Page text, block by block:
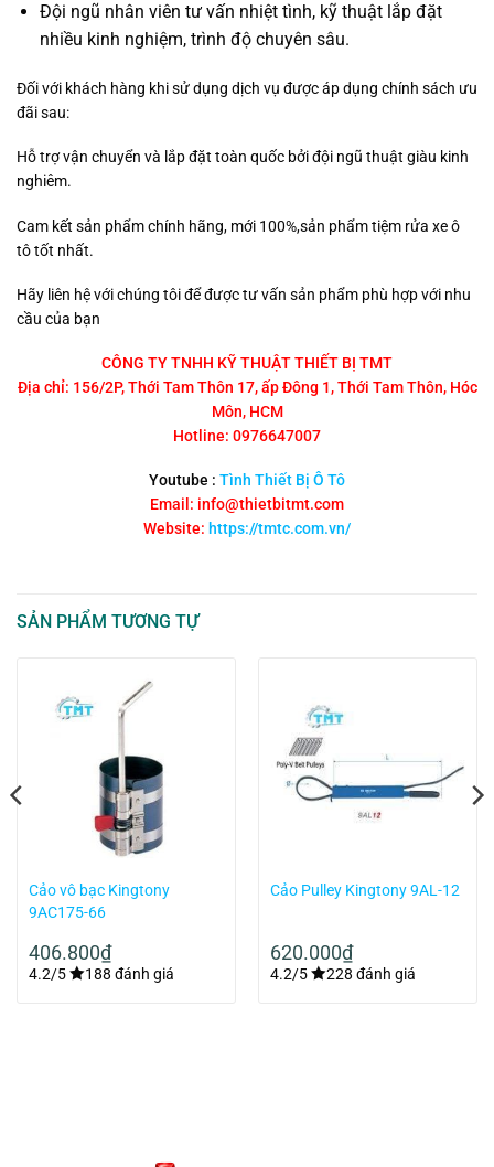
Đội ngũ nhân viên tư vấn nhiệt tình, kỹ thuật lắp đặt
nhiều kinh nghiệm, trình độ chuyên sâu.
Đối với khách hàng khi sử dụng dịch vụ được áp dụng chính sách ưu
đãi sau:
Hỗ trợ vận chuyển và lắp đặt toàn quốc bởi đội ngũ thuật giàu kinh
nghiêm.
Cam kết sản phẩm chính hãng, mới 100%,sản phẩm tiệm rửa xe ô
tô tốt nhất.
Hãy liên hệ với chúng tôi để được tư vấn sản phẩm phù hợp với nhu
cầu của bạn
CÔNG TY TNHH KỸ THUẬT THIẾT BỊ TMT
Địa chỉ: 156/2P, Thới Tam Thôn 17, ấp Đông 1, Thới Tam Thôn, Hóc
Môn, HCM
Hotline: 0976647007
Youtube : Tình Thiết Bị Ô Tô
Email: info@thietbitmt.com
Website: https://tmtc.com.vn/
SẢN PHẨM TƯƠNG TỰ
Cảo vô bạc Kingtony
9AC175-66
406.800₫
4.2/5 188 đánh giá
Cảo Pulley Kingtony 9AL-12
620.000₫
4.2/5 228 đánh giá